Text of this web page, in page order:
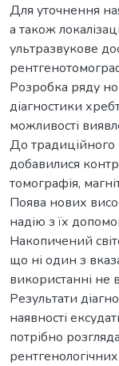
Для уточнення
а також
ультразвукове
Розробка ряду
діагностики
можливості
До традиційного
добавилися
томографія,
Поява нових
надію з їх
Накопичений
що ні один з
використанні не
Результати
наявності
потрібно